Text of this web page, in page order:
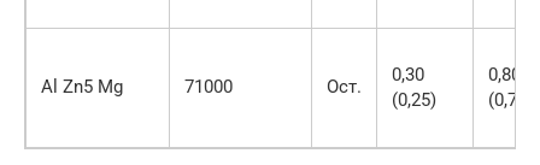
Al Zn5 Mg 71000 Ост.
0,30
(0,25)
0,80
(0,70